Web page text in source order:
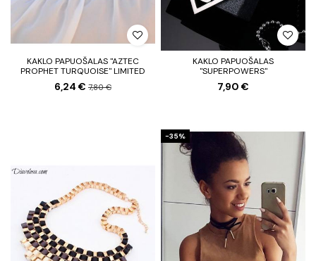
KAKLO PAPUOŠALAS "AZTEC
PROPHET TURQUOISE" LIMITED
6,24 € 7,80 €
KAKLO PAPUOŠALAS
"SUPERPOWERS"
7,90 €
−35%